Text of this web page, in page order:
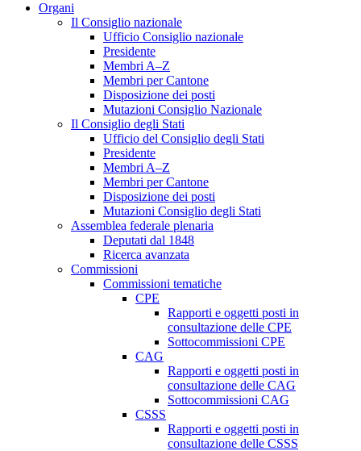
Organi
Il Consiglio nazionale
Ufficio Consiglio nazionale
Presidente
Membri A–Z
Membri per Cantone
Disposizione dei posti
Mutazioni Consiglio Nazionale
Il Consiglio degli Stati
Ufficio del Consiglio degli Stati
Presidente
Membri A–Z
Membri per Cantone
Disposizione dei posti
Mutazioni Consiglio degli Stati
Assemblea federale plenaria
Deputati dal 1848
Ricerca avanzata
Commissioni
Commissioni tematiche
CPE
Rapporti e oggetti posti in
consultazione delle CPE
Sottocommissioni CPE
CAG
Rapporti e oggetti posti in
consultazione delle CAG
Sottocommissioni CAG
CSSS
Rapporti e oggetti posti in
consultazione delle CSSS